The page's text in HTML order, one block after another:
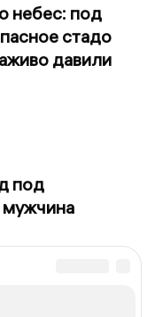
небес: под
стадо
давили
под